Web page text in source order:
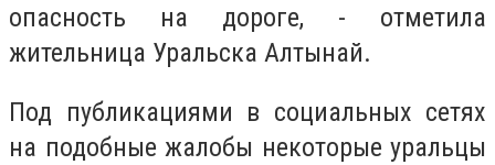
опасность на дороге, - отметила
жительница Уральска Алтынай.
Под публикациями в социальных сетях
на подобные жалобы некоторые уральцы